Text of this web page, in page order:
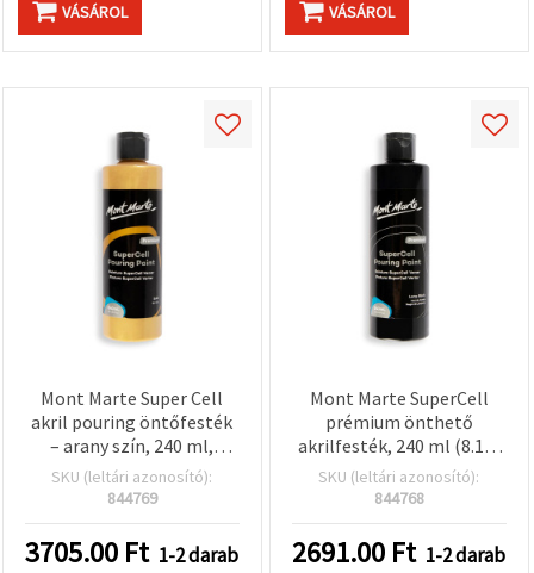
VÁSÁROL VÁSÁROL
Mont Marte Super Cell
akril pouring öntőfesték
– arany szín, 240 ml,
cellás hatás, öntésre
kész, fluid art és kreatív
projektekhez
SKU (leltári azonosító):
844769
3705.00 Ft 1-2 darab
Mont Marte SuperCell
prémium önthető
akrilfesték, 240 ml (8.1 fl
oz), lámpafekete –
folyékony művészfesték
pouring technikához
SKU (leltári azonosító):
844768
2691.00 Ft 1-2 darab